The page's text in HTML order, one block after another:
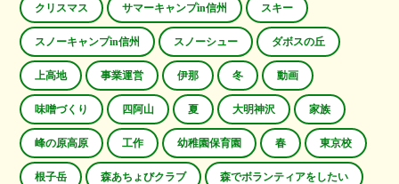
クリスマス サマーキャンプin信州 スキー
スノーキャンプin信州 スノーシュー ダボスの丘
上高地 事業運営 伊那 冬 動画
味噌づくり 四阿山 夏 大明神沢 家族
峰の原高原 工作 幼稚園保育園 春 東京校
根子岳 森あちょびクラブ 森でボランティアをしたい